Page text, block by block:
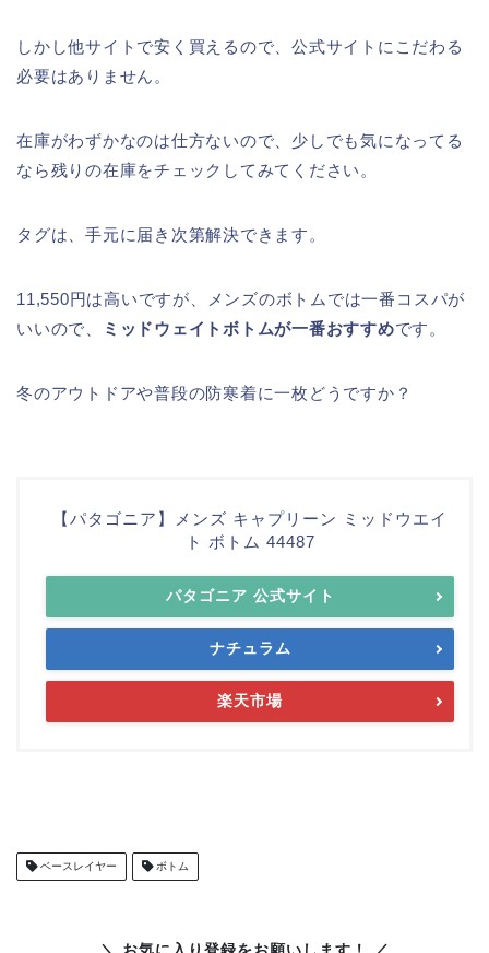
しかし他サイトで安く買えるので、公式サイトにこだわる
必要はありません。
在庫がわずかなのは仕方ないので、少しでも気になってる
なら残りの在庫をチェックしてみてください。
タグは、手元に届き次第解決できます。
11,550円は高いですが、メンズのボトムでは一番コスパが
いいので、
ミッドウェイトボトムが一番おすすめです。
冬のアウトドアや普段の防寒着に一枚どうですか？
【パタゴニア】メンズ キャプリーン ミッドウエイ
ト ボトム 44487
パタゴニア 公式サイト
ナチュラム
楽天市場
ベースレイヤー ボトム